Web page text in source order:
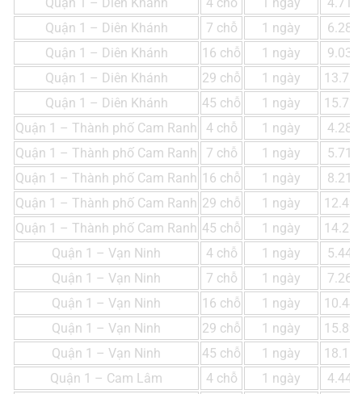
Quận 1 – Diên Khánh
7 chỗ 1 ngày
Quận 1 – Diên Khánh
16 chỗ 1 ngày
Quận 1 – Diên Khánh
29 chỗ 1 ngày
Quận 1 – Diên Khánh
45 chỗ 1 ngày
Quận 1 – Thành phố Cam Ranh
4 chỗ 1 ngày
Quận 1 – Thành phố Cam Ranh
7 chỗ 1 ngày
Quận 1 – Thành phố Cam Ranh 16 chỗ 1 ngày
Quận 1 – Thành phố Cam Ranh 29 chỗ 1 ngày
Quận 1 – Thành phố Cam Ranh 45 chỗ 1 ngày
Quận 1 – Vạn Ninh
4 chỗ 1 ngày
Quận 1 – Vạn Ninh
7 chỗ 1 ngày
Quận 1 – Vạn Ninh
16 chỗ 1 ngày
Quận 1 – Vạn Ninh
29 chỗ 1 ngày
Quận 1 – Vạn Ninh
45 chỗ 1 ngày
Quận 1 – Cam Lâm
4 chỗ 1 ngày